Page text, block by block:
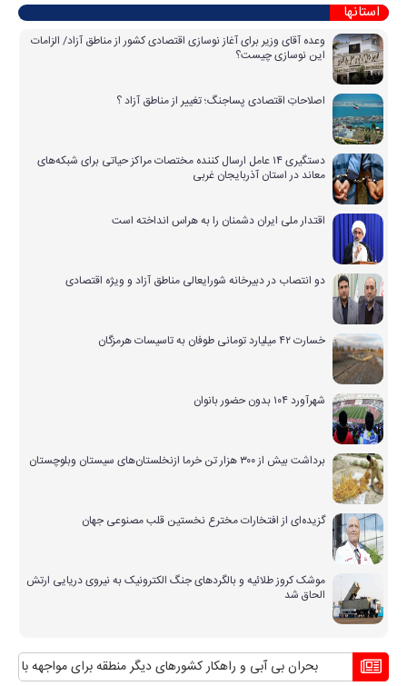
استانها
وعده آقای وزیر برای آغاز نوسازی اقتصادی کشور از مناطق آزاد/ الزامات
این نوسازی چیست؟
اصلاحاتِ اقتصادی پساجنگ؛ تغییر از مناطق آزاد ؟
دستگیری ۱۴ عامل ارسال کننده مختصات مراکز حیاتی برای شبکه‌های
معاند در استان آذربایجان غربی
اقتدار ملی ایران دشمنان را به هراس انداخته است
دو انتصاب در دبیرخانه شورایعالی مناطق آزاد و ویژه اقتصادی
خسارت ۴۲ میلیارد تومانی طوفان به تاسیسات هرمزگان
شهرآورد ۱۰۴ بدون حضور بانوان
برداشت بیش از ۳۰۰ هزار تن خرما ازنخلستان‌های سیستان وبلوچستان
گزیده‌ای از افتخارات مخترع نخستین قلب مصنوعی جهان
موشک کروز طلائیه و بالگردهای جنگ الکترونیک به نیروی دریایی ارتش
الحاق شد
بحران بی آبی و راهکار کشورهای دیگر منطقه برای مواجهه با آن